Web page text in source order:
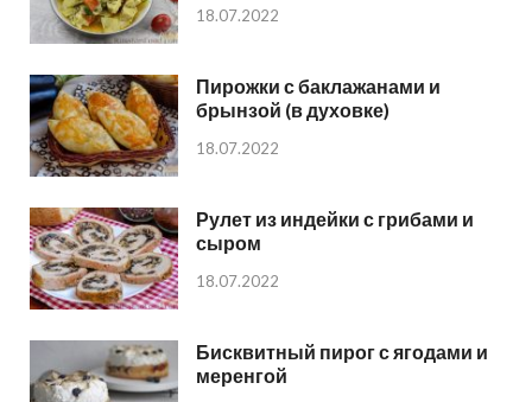
18.07.2022
Пирожки с баклажанами и
брынзой (в духовке)
18.07.2022
Рулет из индейки с грибами и
сыром
18.07.2022
Бисквитный пирог с ягодами и
меренгой